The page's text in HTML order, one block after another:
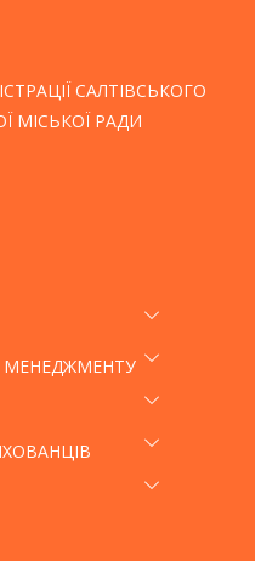
САЛТІВСЬКОГО
МІСЬКОЇ РАДИ
МЕНЕДЖМЕНТУ